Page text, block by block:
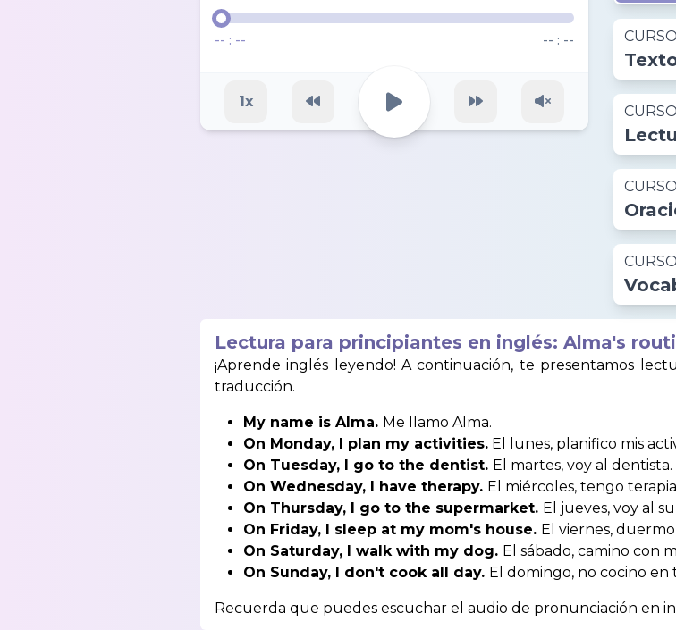
-- : -- -- : --
1x
Lectura para principiantes en inglés: Alma's
¡Aprende inglés leyendo! A continuación, te presentamos
traducción.
My name is Alma. Me llamo Alma.
On Monday, I plan my activities. El lunes, planifico mis
On Tuesday, I go to the dentist. El martes, voy al dentista.
On Wednesday, I have therapy. El miércoles, tengo
On Thursday, I go to the supermarket. El jueves, voy al
On Friday, I sleep at my mom's house. El viernes,
On Saturday, I walk with my dog. El sábado, camino con
On Sunday, I don't cook all day. El domingo, no cocino en
Recuerda que puedes escuchar el audio de pronunciación en